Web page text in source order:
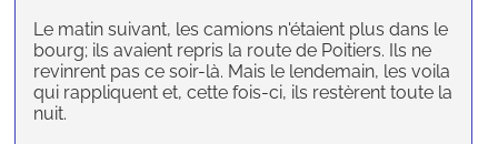
Le matin suivant, les camions n'étaient plus dans le
bourg; ils avaient repris la route de Poitiers. Ils ne
revinrent pas ce soir-là. Mais le lendemain, les voila
qui rappliquent et, cette fois-ci, ils restèrent toute la
nuit.